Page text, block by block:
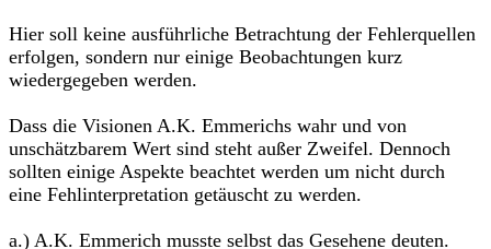
Hier soll keine ausführliche Betrachtung der Fehlerquellen
erfolgen, sondern nur einige Beobachtungen kurz
wiedergegeben werden.
Dass die Visionen A.K. Emmerichs wahr und von
unschätzbarem Wert sind steht außer Zweifel. Dennoch
sollten einige Aspekte beachtet werden um nicht durch
eine Fehlinterpretation getäuscht zu werden.
a.) A.K. Emmerich musste selbst das Gesehene deuten.